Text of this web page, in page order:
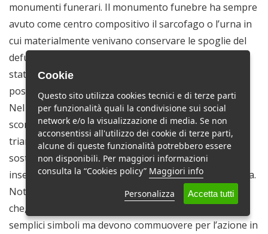
monumenti funerari. Il monumento funebre ha sempre
avuto come centro compositivo il sarcofago o l’urna in
cui materialmente venivano conservare le spoglie del
defunto. Al di sopra dell’urna veniva collocata l’effige
statuaria del defunto; di sotto o di fianco venivano
poste immagini allegoriche sul significato della morte.
Nel monumento a Maria Cristina d’Austria l’urna
scompare per essere sostituita dalla immagine
triangolare di una piramide. L’effigie statuaria viene
sostituita da un ritratto di profilo a bassorilievo,
inserito in un medaglione di chiara derivazione classica.
Notevole importanza assumono le figure allegoriche
che, nella intenzione dell’artista, non sono puri e
semplici simboli ma devono commuovere per l’azione in
Cookie
Questo sito utilizza cookies tecnici e di terze parti
per funzionalità quali la condivisione sui social
network e/o la visualizzazione di media. Se non
acconsentissi all'utilizzo dei cookie di terze parti,
alcune di queste funzionalità potrebbero essere
non disponibili. Per maggiori informazioni
consulta la “Cookies policy” Maggiori info
Personalizza
Accetta tutti